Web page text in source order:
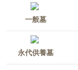
一般墓
永代供養墓